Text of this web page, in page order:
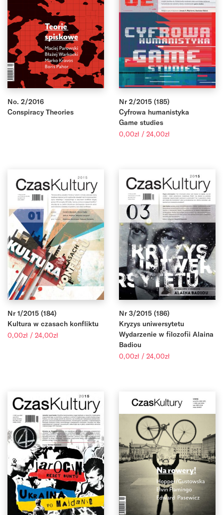
No. 2/2016
Conspiracy Theories
Nr 2/2015 (185)
Cyfrowa humanistyka
Game studies
0,00zł / 24,00złZakres
24,00zł
Nr 1/2015 (184)
Kultura w czasach konfliktu
0,00zł / 24,00złZakres
Nr 3/2015 (186)
Kryzys uniwersytetu
Wydarzenie w filozofii Alaina
Badiou
0,00zł / 24,00złZakres
24,00zł